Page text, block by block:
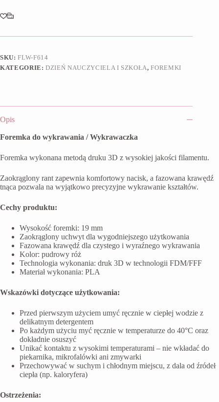
SKU:FLW-F614
KATEGORIE:DZIEŃ NAUCZYCIELA I SZKOŁA,FOREMKI
Opis
Foremka do wykrawania / Wykrawaczka
Foremka wykonana metodą druku 3D z wysokiej jakości filamentu.
Zaokrąglony rant zapewnia komfortowy nacisk, a fazowana krawędź
tnąca pozwala na wyjątkowo precyzyjne wykrawanie kształtów.
Cechy produktu:
Wysokość foremki: 19 mm
Zaokrąglony uchwyt dla wygodniejszego użytkowania
Fazowana krawędź dla czystego i wyraźnego wykrawania
Kolor: pudrowy róż
Technologia wykonania: druk 3D w technologii FDM/FFF
Materiał wykonania: PLA
Wskazówki dotyczące użytkowania:
Przed pierwszym użyciem umyć ręcznie w ciepłej wodzie z
delikatnym detergentem
Po każdym użyciu myć ręcznie w temperaturze do 40°C oraz
dokładnie osuszyć
Unikać kontaktu z wysokimi temperaturami – nie wkładać do
piekarnika, mikrofalówki ani zmywarki
Przechowywać w suchym i chłodnym miejscu, z dala od źródeł
ciepła (np. kaloryfera)
Ostrzeżenia: